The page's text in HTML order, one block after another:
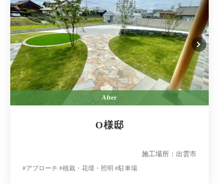
After
O様邸
施工場所：出雲市
#アプローチ #植栽・花壇・照明 #駐車場